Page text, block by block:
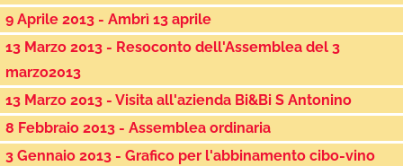
9 Aprile 2013 - Ambrì 13 aprile
13 Marzo 2013 - Resoconto dell'Assemblea del 3
marzo2013
13 Marzo 2013 - Visita all'azienda Bi&Bi S Antonino
8 Febbraio 2013 - Assemblea ordinaria
3 Gennaio 2013 - Grafico per l'abbinamento cibo-vino